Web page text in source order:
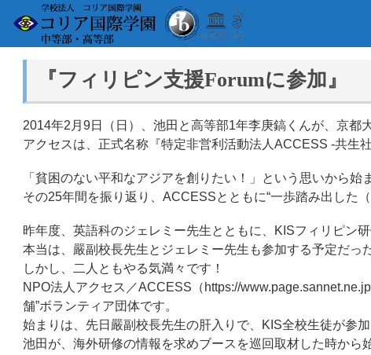
『フィリピン支援Forumに参加』
2014年2月9日（日）、池田と高等部1年李庚鎬くんが、京都
アクセスは、正式名称『特定非営利活動法人ACCESS -共生
「貧困のない平和なアジアを創りたい！」という思いから始
その25年間を振り返り、ACCESSとともに“一歩踏み出した
昨年度、英語科のジェレミー先生とともに、KISフィリピン
本当は、嚴副校長先生とジェレミー先生も参加する予定だっ
しかし、二人ともやる気満々です！
NPO法人アクセス／ACCESS（https://
舗”ボランティア団体です。
始まりは、先日嚴副校長先生の肝入りで、KIS全校生徒が参加
池田が、海外研修の情報を求めブースを巡回取材した時から